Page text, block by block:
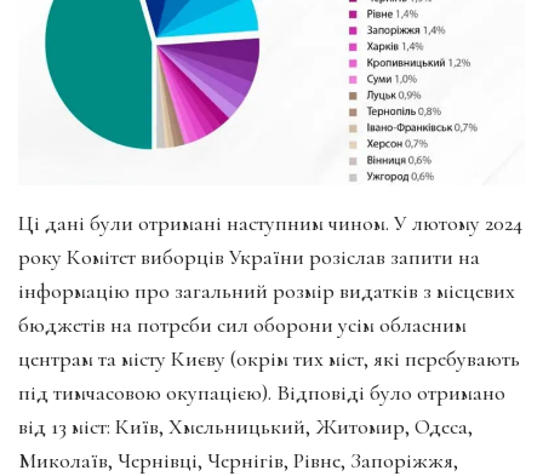
Ці дані були отримані наступним чином. У лютому 2024
року Комітет виборців України розіслав запити на
інформацію про загальний розмір видатків з місцевих
бюджетів на потреби сил оборони усім обласним
центрам та місту Києву (окрім тих міст, які перебувають
під тимчасовою окупацією). Відповіді було отримано
від 13 міст: Київ, Хмельницький, Житомир, Одеса,
Миколаїв, Чернівці, Чернігів, Рівне, Запоріжжя,